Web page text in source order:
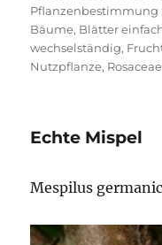
Pflanzenbestimmung
Bäume, Blätter
wechselständig,
Nutzpflanze, Rosaceae
Echte Mispel
Mespilus